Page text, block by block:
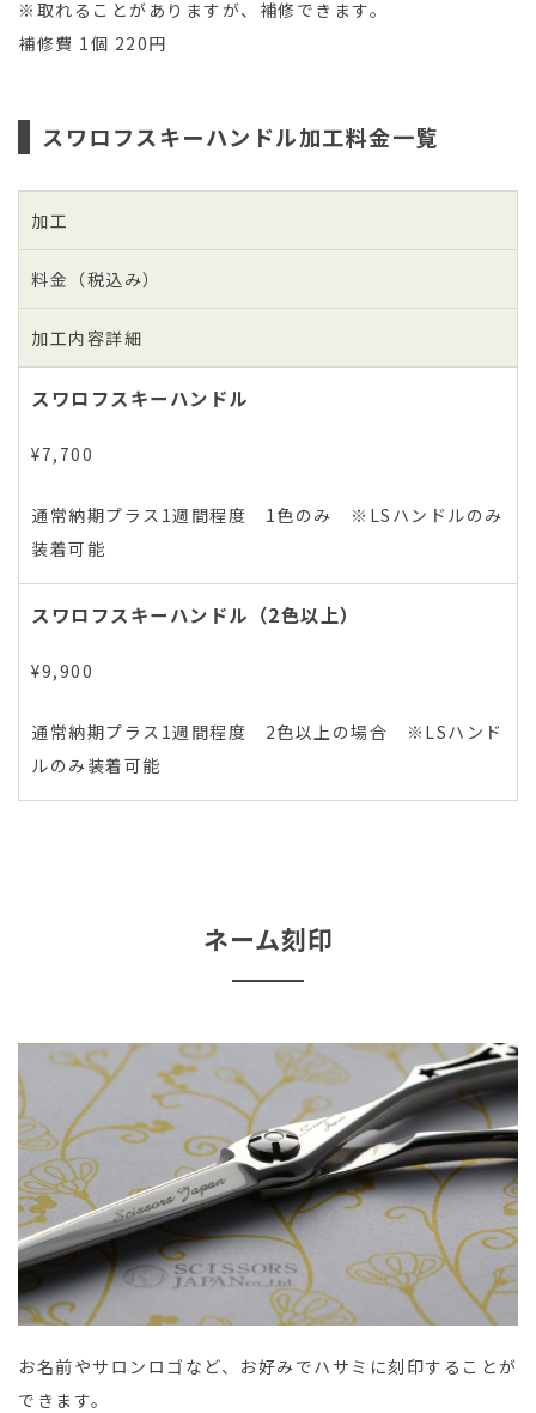
※取れることがありますが、補修できます。
補修費 1個 220円
スワロフスキーハンドル加工料金一覧
加工
料金（税込み）
加工内容詳細
スワロフスキーハンドル
¥7,700
通常納期プラス1週間程度 1色のみ ※LSハンドルのみ
装着可能
スワロフスキーハンドル（2色以上）
¥9,900
通常納期プラス1週間程度 2色以上の場合 ※LSハンド
ルのみ装着可能
ネーム刻印
お名前やサロンロゴなど、お好みでハサミに刻印することが
できます。